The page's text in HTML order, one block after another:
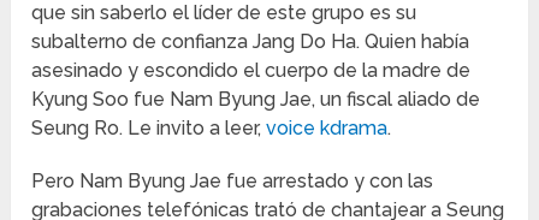
que sin saberlo el líder de este grupo es su
subalterno de confianza Jang Do Ha. Quien había
asesinado y escondido el cuerpo de la madre de
Kyung Soo fue Nam Byung Jae, un fiscal aliado de
Seung Ro. Le invito a leer,voice kdrama.
Pero Nam Byung Jae fue arrestado y con las
grabaciones telefónicas trató de chantajear a Seung